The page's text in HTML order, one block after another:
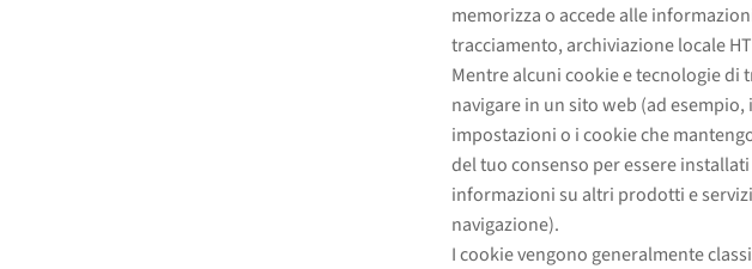
memorizza o accede alle
tracciamento, archiviazione locale
Mentre alcuni cookie e tecnologie
navigare in un sito web (ad
impostazioni o i cookie che
del tuo consenso per essere
informazioni su altri prodotti e
navigazione).
I cookie vengono generalmente